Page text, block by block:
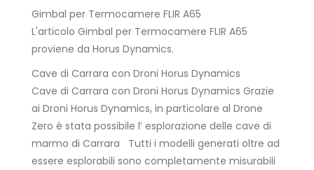
Gimbal per Termocamere FLIR A65
L'articolo Gimbal per Termocamere FLIR A65
proviene da Horus Dynamics.
Cave di Carrara con Droni Horus Dynamics
Cave di Carrara con Droni Horus Dynamics Grazie
ai Droni Horus Dynamics, in particolare al Drone
Zero è stata possibile l’ esplorazione delle cave di
marmo di Carrara Tutti i modelli generati oltre ad
essere esplorabili sono completamente misurabili